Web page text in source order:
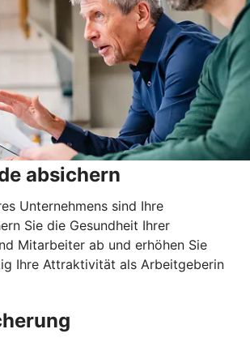
absichern
Unternehmens sind Ihre
Sie die Gesundheit Ihrer
Mitarbeiter ab und erhöhen Sie
Ihre Attraktivität als Arbeitgeberin